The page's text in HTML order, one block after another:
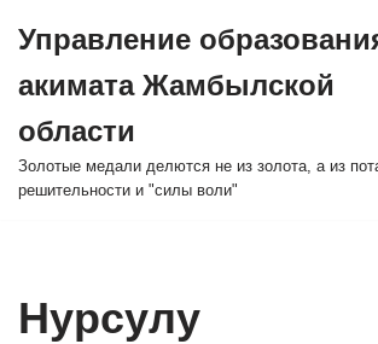
к
содержимому
Управление
акимата Жамбылской
области
Золотые медали делются не из золота, а из
решительности и "силы воли"
Нурсулу